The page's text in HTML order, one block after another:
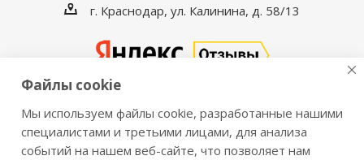
г. Краснодар, ул. Калинина, д. 58/13
2016-2026 © VALBERGSAFE.RU — Интернет-магазин
сейфов Valberg и металлической мебели Практик.
Файлы cookie
Мы используем файлы cookie, разработанные нашими
специалистами и третьими лицами, для анализа
событий на нашем веб-сайте, что позволяет нам